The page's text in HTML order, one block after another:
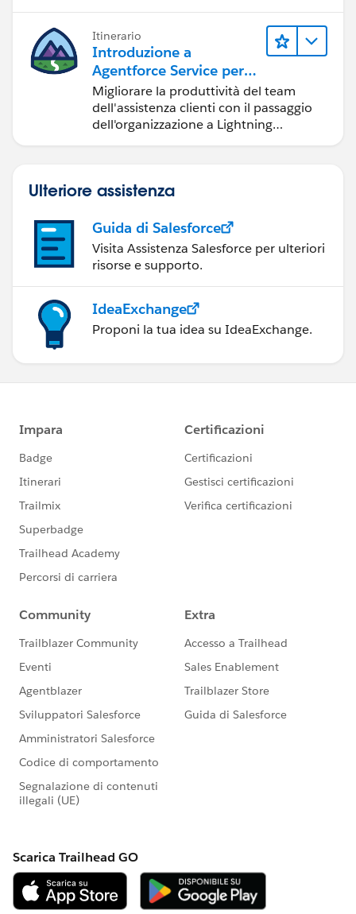
Itinerario
Introduzione a
Agentforce Service per
Lightning Experience
Migliorare la produttività del team
dell'assistenza clienti con il passaggio
dell'organizzazione a Lightning
Ulteriore assistenza
Guida di Salesforce
Visita Assistenza Salesforce per ulteriori
risorse e supporto.
IdeaExchange
Proponi la tua idea su IdeaExchange.